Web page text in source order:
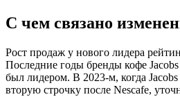
С чем связано
Рост продаж у нового лидера
Последние годы бренды кофе
был лидером. В 2023-м, когда
вторую строчку после Nescafe,